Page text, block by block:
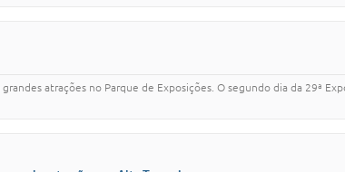
atrações no Parque de Exposições. O segundo dia da 29ª